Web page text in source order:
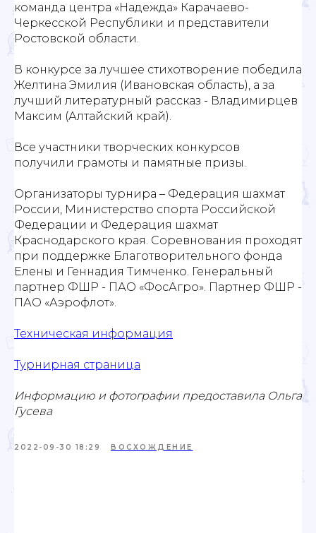
команда центра «Надежда» Карачаево-
Черкесской Республики и представители
Ростовской области.
В конкурсе за лучшее стихотворение победила
Желтина Эмилия (Ивановская область), а за
лучший литературный рассказ - Владимирцев
Максим (Алтайский край).
Все участники творческих конкурсов
получили грамоты и памятные призы.
Организаторы турнира – Федерация шахмат
России, Министерство спорта Российской
Федерации и Федерация шахмат
Краснодарского края. Соревнования проходят
при поддержке Благотворительного фонда
Елены и Геннадия Тимченко. Генеральный
партнер ФШР - ПАО «ФосАгро». Партнер ФШР -
ПАО «Аэрофлот».
Техническая информация
Турнирная страница
Информацию и фотографии предоставила Ольга
Гусева
2022-09-30 18:29 ВОСХОЖДЕНИЕ
Проекты
Ресурсные центры
Новости
Контакты